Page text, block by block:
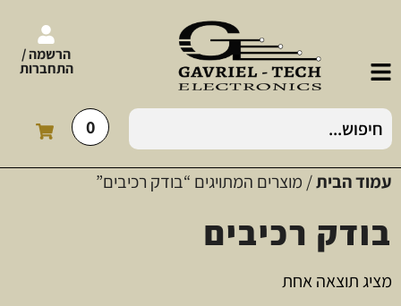
הרשמה /
התחברות
0
עמוד הבית/ מוצרים המתויגים “בודק רכיבים”
בודק רכיבים
מציג תוצאה אחת